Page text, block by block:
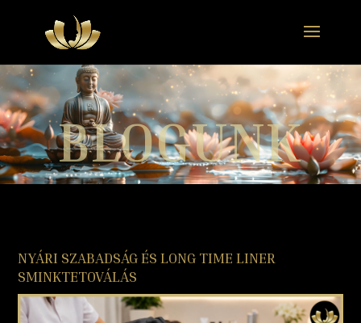
BLOGUNK
NYÁRI SZABADSÁG ÉS LONG TIME LINER
SMINKTETOVÁLÁS